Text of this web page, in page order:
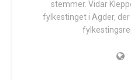
stemmer. Vidar
fylkestinget i Agder,